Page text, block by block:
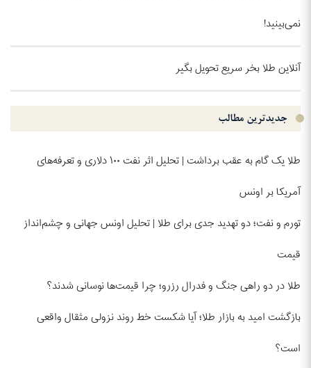
نمی‌بینید!
آنلاین طلا بخر سریع تحویل بگیر
جدیدترین مطالب
طلا یک گام به عقب برداشت | تحلیل اثر نفت ۱۰۰ دلاری و تعرفه‌های
آمریکا بر اونس
تورم و نفت؛ دو تهدید جدی برای طلا | تحلیل اونس جهانی و چشم‌انداز
قیمت
طلا در دو راهی جنگ و فدرال رزرو؛ چرا قیمت‌ها نوسانی شدند؟
بازگشت امید به بازار طلا؛ آیا شکست خط روند نزولی مثقال واقعی
است؟